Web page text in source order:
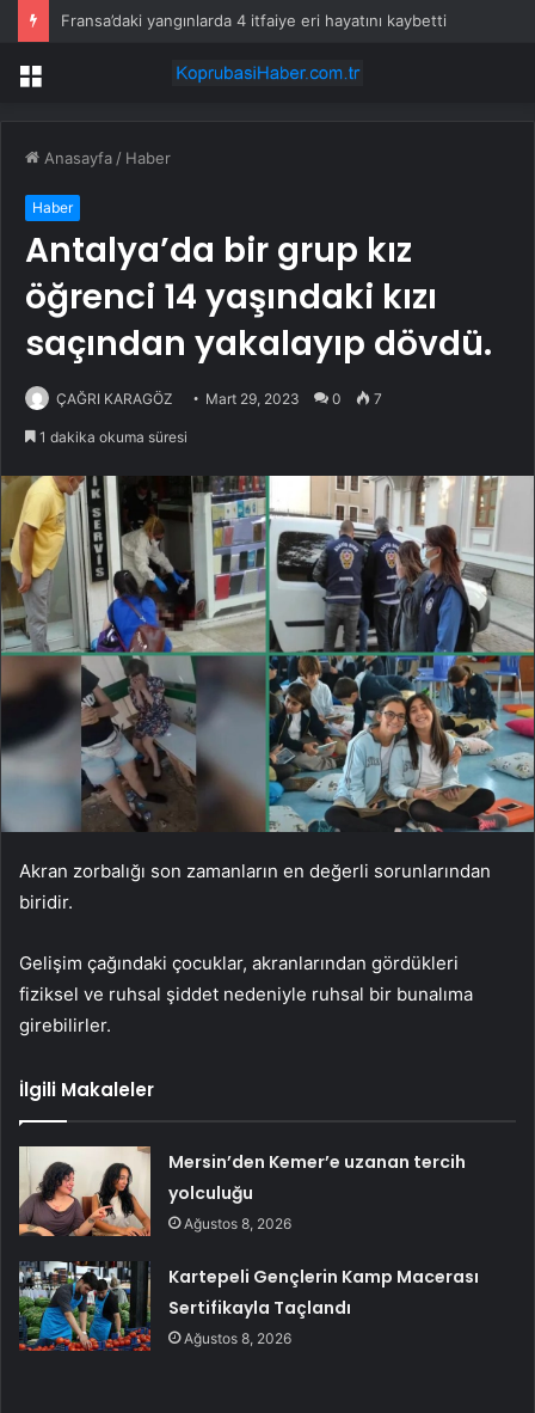
Fransa’daki yangınlarda 4 itfaiye eri hayatını kaybetti
Menü
Anasayfa / Haber
Haber
Antalya’da bir grup kız
öğrenci 14 yaşındaki kızı
saçından yakalayıp dövdü.
ÇAĞRI KARAGÖZ Mart 29, 2023 0 7
1 dakika okuma süresi
Akran zorbalığı son zamanların en değerli sorunlarından
biridir.
Gelişim çağındaki çocuklar, akranlarından gördükleri
fiziksel ve ruhsal şiddet nedeniyle ruhsal bir bunalıma
girebilirler.
İlgili Makaleler
Mersin’den Kemer’e uzanan tercih
yolculuğu
Ağustos 8, 2026
Kartepeli Gençlerin Kamp Macerası
Sertifikayla Taçlandı
Ağustos 8, 2026